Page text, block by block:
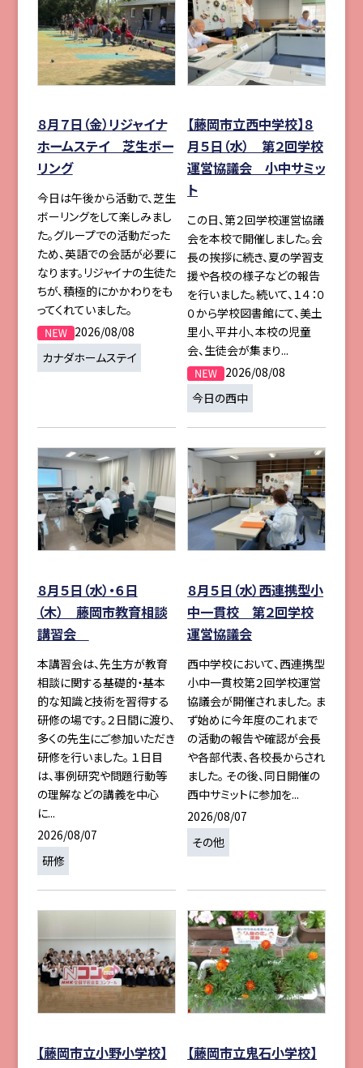
８月７日（金）リジャイナ
ホームステイ 芝生ボー
リング
今日は午後から活動で、芝生
ボーリングをして楽しみまし
た。グループでの活動だった
ため、英語での会話が必要に
なります。リジャイナの生徒た
ちが、積極的にかかわりをも
ってくれていました。
2026/08/08
カナダホームステイ
【藤岡市立西中学校】８
月５日（水） 第２回学校
運営協議会 小中サミッ
ト
この日、第２回学校運営協議
会を本校で開催しました。会
長の挨拶に続き、夏の学習支
援や各校の様子などの報告
を行いました。続いて、１４：０
０から学校図書館にて、美土
里小、平井小、本校の児童
会、生徒会が集まり...
2026/08/08
今日の西中
８月５日（水）・６日
（木） 藤岡市教育相談
講習会
本講習会は、先生方が教育
相談に関する基礎的・基本
的な知識と技術を習得する
研修の場です。２日間に渡り、
多くの先生にご参加いただき
研修を行いました。 １日目
は、事例研究や問題行動等
の理解などの講義を中心
に...
2026/08/07
研修
８月５日（水）西連携型小
中一貫校 第２回学校
運営協議会
西中学校において、西連携型
小中一貫校第２回学校運営
協議会が開催されました。 ま
ず始めに今年度のこれまで
の活動の報告や確認が会長
や各部代表、各校長からされ
ました。 その後、同日開催の
西中サミットに参加を...
2026/08/07
その他
【藤岡市立小野小学校】
【藤岡市立鬼石小学校】